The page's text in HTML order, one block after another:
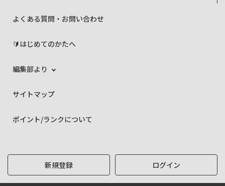
よくある質問・お問い合わせ
🔰はじめてのかたへ
編集部より
サイトマップ
ポイント/ランクについて
新規登録 ログイン